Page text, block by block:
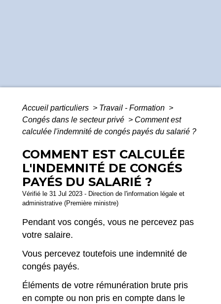
Accueil particuliers > Travail - Formation >
Congés dans le secteur privé > Comment est
calculée l'indemnité de congés payés du salarié ?
COMMENT EST CALCULÉE
L'INDEMNITÉ DE CONGÉS
PAYÉS DU SALARIÉ ?
Vérifié le 31 Jul 2023 - Direction de l'information légale et
administrative (Première ministre)
Pendant vos congés, vous ne percevez pas
votre salaire.
Vous percevez toutefois une indemnité de
congés payés.
Éléments de votre rémunération brute pris
en compte ou non pris en compte dans le